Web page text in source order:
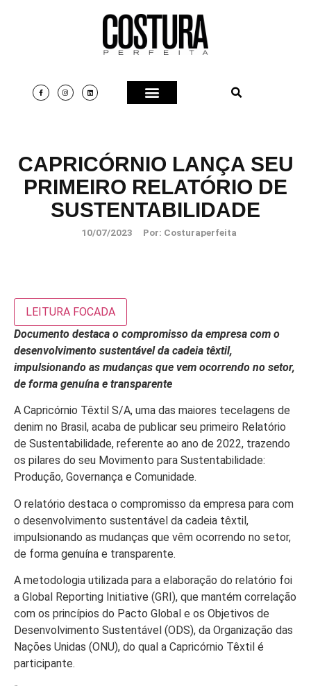
CAPRICÓRNIO LANÇA SEU
PRIMEIRO RELATÓRIO DE
SUSTENTABILIDADE
10/07/2023 Por: Costuraperfeita
LEITURA FOCADA
Documento destaca o compromisso da empresa com o
desenvolvimento sustentável da cadeia têxtil,
impulsionando as mudanças que vem ocorrendo no setor,
de forma genuína e transparente
A Capricórnio Têxtil S/A, uma das maiores tecelagens de
denim no Brasil, acaba de publicar seu primeiro Relatório
de Sustentabilidade, referente ao ano de 2022, trazendo
os pilares do seu Movimento para Sustentabilidade:
Produção, Governança e Comunidade.
O relatório destaca o compromisso da empresa para com
o desenvolvimento sustentável da cadeia têxtil,
impulsionando as mudanças que vêm ocorrendo no setor,
de forma genuína e transparente.
A metodologia utilizada para a elaboração do relatório foi
a Global Reporting Initiative (GRI), que mantém correlação
com os princípios do Pacto Global e os Objetivos de
Desenvolvimento Sustentável (ODS), da Organização das
Nações Unidas (ONU), do qual a Capricórnio Têxtil é
participante.